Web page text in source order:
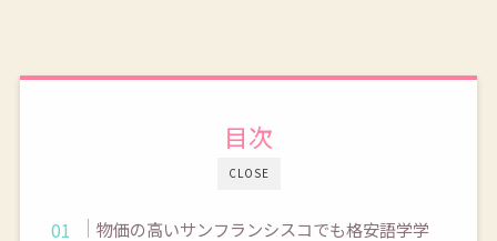
CLOSE
目次
物価の高いサンフランシスコでも格安語学学